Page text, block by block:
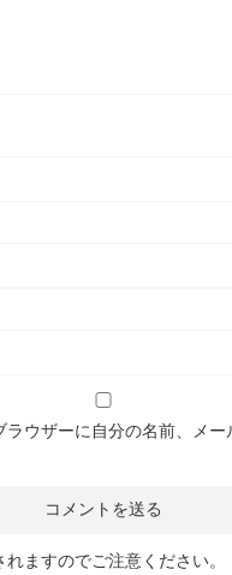
ウザーに自分の名前、メ
ますのでご注意ください。